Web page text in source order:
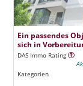
Ein passendes
sich in
DAS Immo Rating
Kategorien